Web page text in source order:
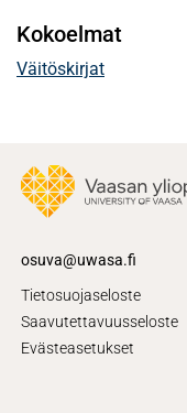
Kokoelmat
Väitöskirjat
osuva@uwasa.fi
Tietosuojaseloste
Saavutettavuusseloste
Evästeasetukset